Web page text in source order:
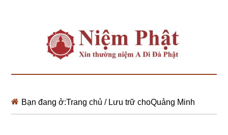
Bạn đang ở:Trang chủ /Lưu trữ choQuảng Minh